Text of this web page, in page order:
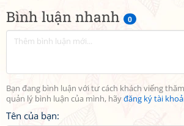
Bình luận nhanh 0
Bạn đang bình luận với tư cách khách viếng
quản lý bình luận của mình, hãyđăng ký tài
Tên của bạn: